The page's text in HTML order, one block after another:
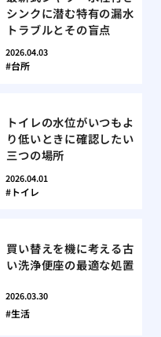
シンクに潜む特有の漏水
トラブルとその盲点
2026.04.03
台所
トイレの水位がいつもよ
り低いときに確認したい
三つの場所
2026.04.01
トイレ
買い替えを機に考える古
い洗浄便座の最適な処置
2026.03.30
生活